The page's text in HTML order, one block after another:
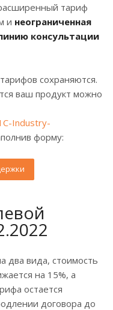
тариф
и неограниченная
консультации
сохраняются.
ваш продукт можно
Industry-
форму:
два вида, стоимость
на 15%, а
остается
договора до